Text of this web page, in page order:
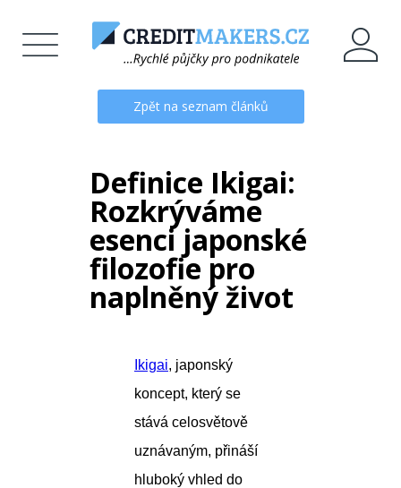
Zpět na seznam článků
Definice Ikigai:
Rozkrýváme
esenci japonské
filozofie pro
naplněný život
Ikigai, japonský
koncept, který se
stává celosvětově
uznávaným, přináší
hluboký vhled do